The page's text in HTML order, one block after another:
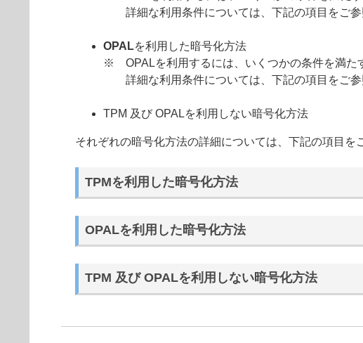
詳細な利用条件については、下記の項目をご参
OPALを利用した暗号化方法
※ OPALを利用するには、いくつかの条件を満た
詳細な利用条件については、下記の項目をご参
TPM 及び OPALを利用しない暗号化方法
それぞれの暗号化方法の詳細については、下記の項目を
TPMを利用した暗号化方法
OPALを利用した暗号化方法
TPM 及び OPALを利用しない暗号化方法